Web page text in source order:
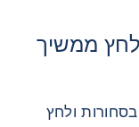
ממשיך
ולחץ